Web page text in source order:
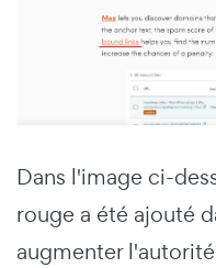
Dans l'image ci-
rouge a été ajouté
augmenter